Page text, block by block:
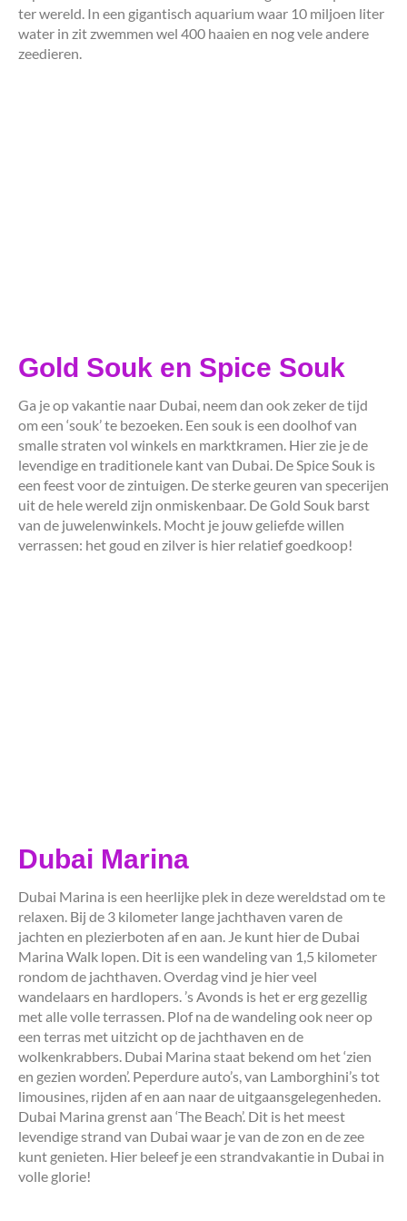
ter wereld. In een gigantisch aquarium waar 10 miljoen liter
water in zit zwemmen wel 400 haaien en nog vele andere
zeedieren.
Gold Souk en Spice Souk
Ga je op vakantie naar Dubai, neem dan ook zeker de tijd
om een ‘souk’ te bezoeken. Een souk is een doolhof van
smalle straten vol winkels en marktkramen. Hier zie je de
levendige en traditionele kant van Dubai. De Spice Souk is
een feest voor de zintuigen. De sterke geuren van specerijen
uit de hele wereld zijn onmiskenbaar. De Gold Souk barst
van de juwelenwinkels. Mocht je jouw geliefde willen
verrassen: het goud en zilver is hier relatief goedkoop!
Dubai Marina
Dubai Marina is een heerlijke plek in deze wereldstad om te
relaxen. Bij de 3 kilometer lange jachthaven varen de
jachten en plezierboten af en aan. Je kunt hier de Dubai
Marina Walk lopen. Dit is een wandeling van 1,5 kilometer
rondom de jachthaven. Overdag vind je hier veel
wandelaars en hardlopers. ’s Avonds is het er erg gezellig
met alle volle terrassen. Plof na de wandeling ook neer op
een terras met uitzicht op de jachthaven en de
wolkenkrabbers. Dubai Marina staat bekend om het ‘zien
en gezien worden’. Peperdure auto’s, van Lamborghini’s tot
limousines, rijden af en aan naar de uitgaansgelegenheden.
Dubai Marina grenst aan ‘The Beach’. Dit is het meest
levendige strand van Dubai waar je van de zon en de zee
kunt genieten. Hier beleef je een strandvakantie in Dubai in
volle glorie!